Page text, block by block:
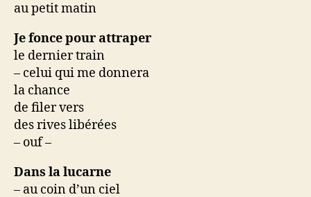
au petit matin
Je fonce pour attraper
le dernier train
– celui qui me donnera
la chance
de filer vers
des rives libérées
– ouf –
Dans la lucarne
– au coin d’un ciel